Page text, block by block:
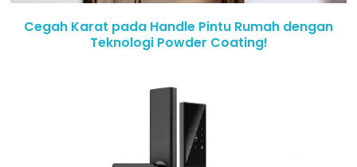
Cegah Karat pada Handle Pintu Rumah dengan
Teknologi Powder Coating!